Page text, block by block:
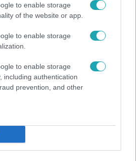
to enable storage
of the website or app.
to enable storage
to enable storage
including authentication
prevention, and other